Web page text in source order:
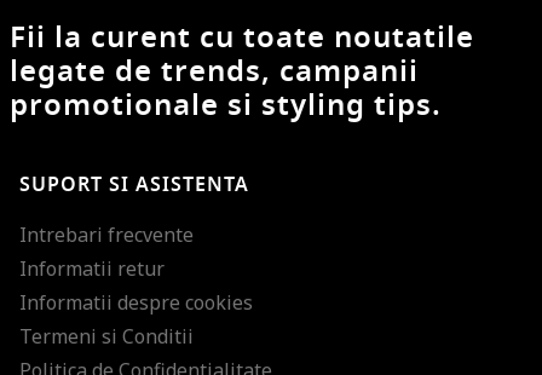
Fii la curent cu toate noutatile
legate de trends, campanii
promotionale si styling tips.
SUPORT SI ASISTENTA
Intrebari frecvente
Informatii retur
Informatii despre cookies
Termeni si Conditii